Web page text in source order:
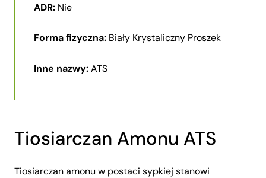
ADR: Nie
Forma fizyczna: Biały Krystaliczny Proszek
Inne nazwy:ATS
Tiosiarczan Amonu ATS
Tiosiarczan amonu w postaci sypkiej stanowi